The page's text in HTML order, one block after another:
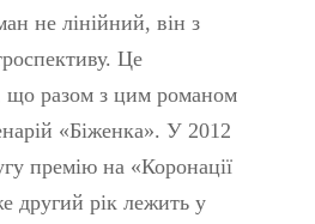
не лінійний, він з
Це
що разом з цим романом
«Біженка». У 2012
премію на «Коронації
другий рік лежить у